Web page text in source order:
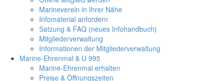
Marineverein in Ihrer Nähe
Infomaterial anfordern
Satzung & FAQ (neues Infohandbuch)
Mitgliederverwaltung
Informationen der Mitgliederverwaltung
Marine-Ehrenmal & U 995
Marine-Ehrenmal erhalten
Preise & Öffnungszeiten